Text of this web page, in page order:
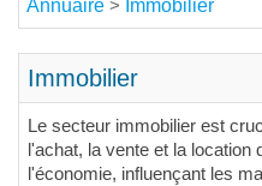
Annuaire > Immobilier
Immobilier
Le secteur immobilier est
l'achat, la vente et la location
l'économie, influençant les